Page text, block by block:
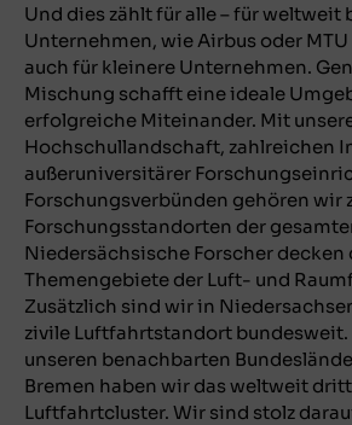
Und dies zählt für alle – für weltweit
Unternehmen, wie Airbus oder
auch für kleinere Unternehmen.
Mischung schafft eine ideale
erfolgreiche Miteinander. Mit
Hochschullandschaft, zahlreichen
außeruniversitärer
Forschungsverbünden gehören wir
Forschungsstandorten der
Niedersächsische Forscher
Themengebiete der Luft- und
Zusätzlich sind wir in
zivile Luftfahrtstandort
unseren benachbarten
Bremen haben wir das weltweit
Luftfahrtcluster. Wir sind stolz